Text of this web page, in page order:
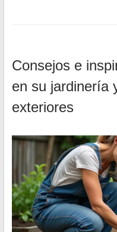
Consejos e
en su jardinería
exteriores